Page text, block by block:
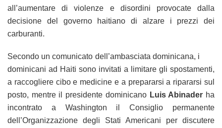
all’aumentare di violenze e disordini provocate dalla
decisione del governo haitiano di alzare i prezzi dei
carburanti.
Secondo un comunicato dell’ambasciata dominicana, i
dominicani ad Haiti sono invitati a limitare gli spostamenti,
a raccogliere cibo e medicine e a prepararsi a ripararsi sul
posto, mentre il presidente dominicano Luis Abinader ha
incontrato a Washington il Consiglio permanente
dell’Organizzazione degli Stati Americani per discutere